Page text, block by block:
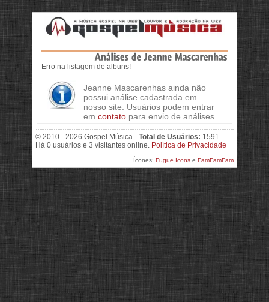
Erro na listagem de albuns!
Jeanne Mascarenhas ainda não
possui análise cadastrada em
nosso site. Usuários podem entrar
em contato para envio de análises.
© 2010 - 2026 Gospel Música - Total de Usuários: 1591 -
Há 0 usuários e 3 visitantes online. Política de Privacidade
Ícones: Fugue Icons e FamFamFam
>